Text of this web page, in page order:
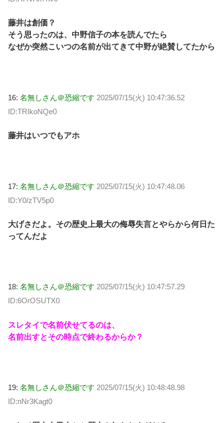
藤井は創価？
そう思ったのは、中野信子の本を読んでたら
なぜか突然こいつの名前が出てきて中野が絶賛してたから
16: 名無しさん＠恐縮です 2025/07/15(火) 10:47:36.52
ID:TRIkoNQe0
藤井はいつでもアホ
17: 名無しさん＠恐縮です 2025/07/15(火) 10:47:48.06
ID:Y0/zTV5p0
大げさだよ。その歴史上最大の侮辱失言とやらから何日た
ってんだよ
18: 名無しさん＠恐縮です 2025/07/15(火) 10:47:57.29
ID:6OrOSUTX0
スレタイで名前伏せてるのは、
名前出すとその時点で終わるからか？
19: 名無しさん＠恐縮です 2025/07/15(火) 10:48:48.98
ID:nNr3Kagt0